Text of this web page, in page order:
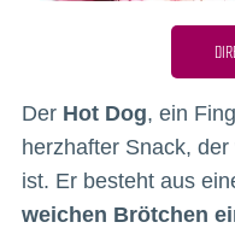
Der Hot Dog, ein
herzhafter Snack,
ist. Er besteht aus
weichen Brötchen